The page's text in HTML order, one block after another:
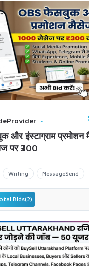
Writing MessageSend
और इंस्टाग्राम
पर ₹300
Bids(2)